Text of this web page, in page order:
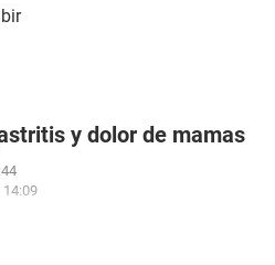
y dolor de mamas
14:09